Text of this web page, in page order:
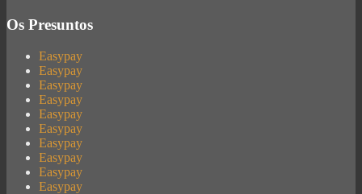
Os Presuntos
Easypay
Easypay
Easypay
Easypay
Easypay
Easypay
Easypay
Easypay
Easypay
Easypay